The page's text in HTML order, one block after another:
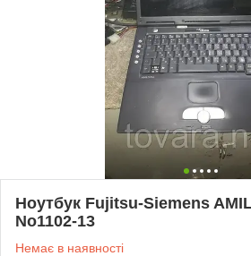
Ноутбук Fujitsu-Siemens
No1102-13
Немає в наявності